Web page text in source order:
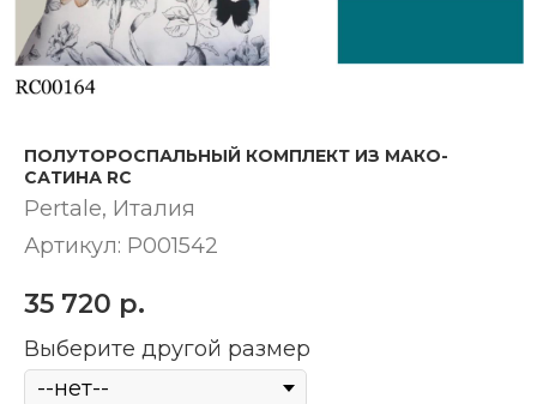
ПОЛУТОРОСПАЛЬНЫЙ КОМПЛЕКТ ИЗ МАКО-
САТИНА RC
Pertale​, Италия
Артикул: P001542
35 720 р.
Выберите другой размер